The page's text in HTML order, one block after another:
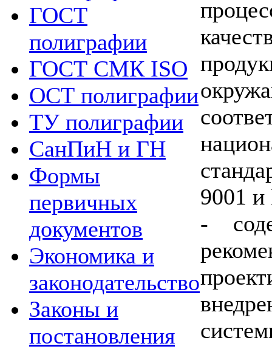
ГОСТ
полиграфии
ГОСТ СМК ISO
ОСТ полиграфии
ТУ полиграфии
СанПиН и ГН
Формы
первичных
документов
Экономика и
законодательство
Законы и
постановления
9001
-